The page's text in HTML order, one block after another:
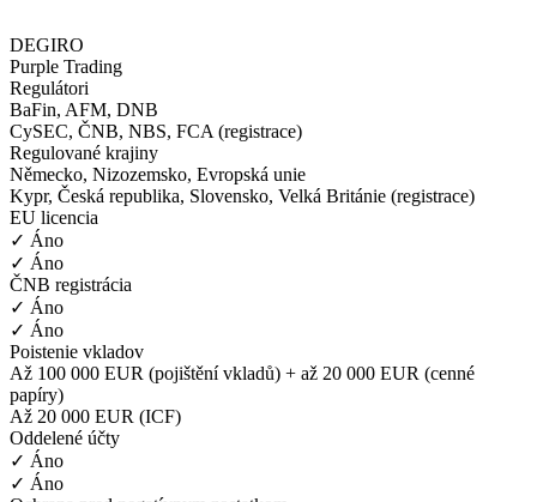
DEGIRO
Purple Trading
Regulátori
BaFin, AFM, DNB
CySEC, ČNB, NBS, FCA (registrace)
Regulované krajiny
Německo, Nizozemsko, Evropská unie
Kypr, Česká republika, Slovensko, Velká Británie (registrace)
EU licencia
✓ Áno
✓ Áno
ČNB registrácia
✓ Áno
✓ Áno
Poistenie vkladov
Až 100 000 EUR (pojištění vkladů) + až 20 000 EUR (cenné
papíry)
Až 20 000 EUR (ICF)
Oddelené účty
✓ Áno
✓ Áno